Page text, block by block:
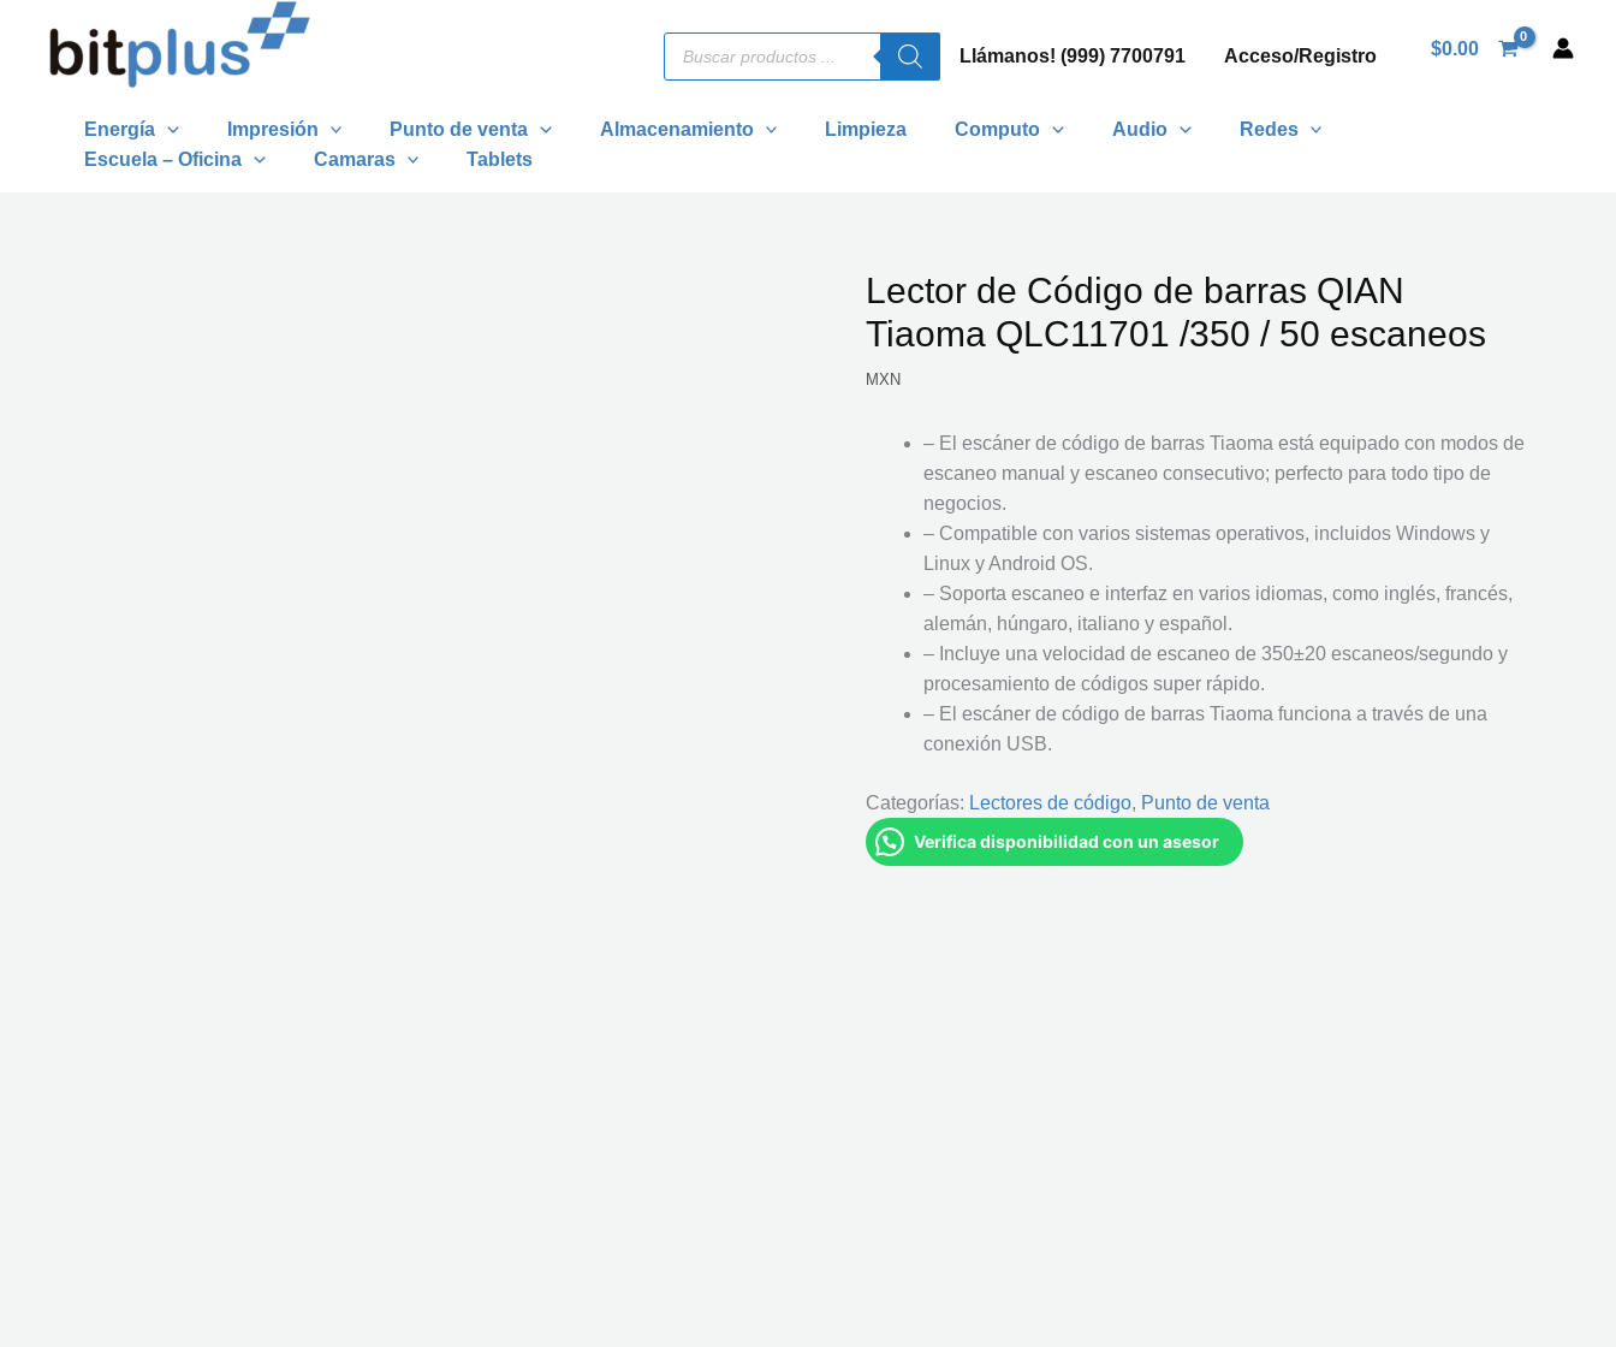
contenido
Búsqueda
de
productos
Llámanos! (999) 7700791 Acceso/Registro $0.00
Energía Impresión Punto de venta Almacenamiento Limpieza Computo Audio
Redes
Escuela – Oficina
Camaras Tablets
Lector de Código de barras QIAN
Tiaoma QLC11701 /350 / 50 escaneos
MXN
– El escáner de código de barras Tiaoma está equipado con modos de
escaneo manual y escaneo consecutivo; perfecto para todo tipo de
negocios.
– Compatible con varios sistemas operativos, incluidos Windows y
Linux y Android OS.
– Soporta escaneo e interfaz en varios idiomas, como inglés, francés,
alemán, húngaro, italiano y español.
– Incluye una velocidad de escaneo de 350±20 escaneos/segundo y
procesamiento de códigos super rápido.
– El escáner de código de barras Tiaoma funciona a través de una
conexión USB.
Categorías: Lectores de código, Punto de venta
Verifica disponibilidad con un asesor